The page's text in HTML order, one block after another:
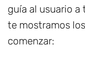
guía al usuario a
te mostramos
comenzar: